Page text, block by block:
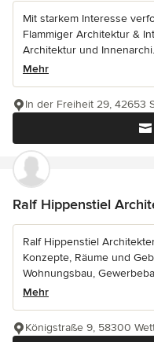
Mit starkem Interesse
Flammiger Architektur &
Architektur und
Mehr
In der Freiheit 29, 42653
Ralf Hippenstiel
Ralf Hippenstiel
Konzepte, Räume und
Wohnungsbau,
Mehr
Königstraße 9, 58300